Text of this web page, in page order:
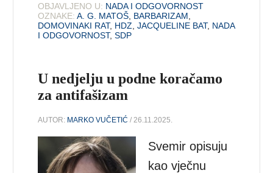
OBJAVLJENO U: NADA I ODGOVORNOST
OZNAKE: A. G. MATOŠ BARBARIZAM
DOMOVINAKI RAT, HDZ ,JACQUELINE BAT, NADA
I ODGOVORNOST,SDP
U nedjelju u podne koračamo
za antifašizam
AUTOR: MARKO VUČETIĆ / 26.11.2025.
Svemir opisuju
kao vječnu